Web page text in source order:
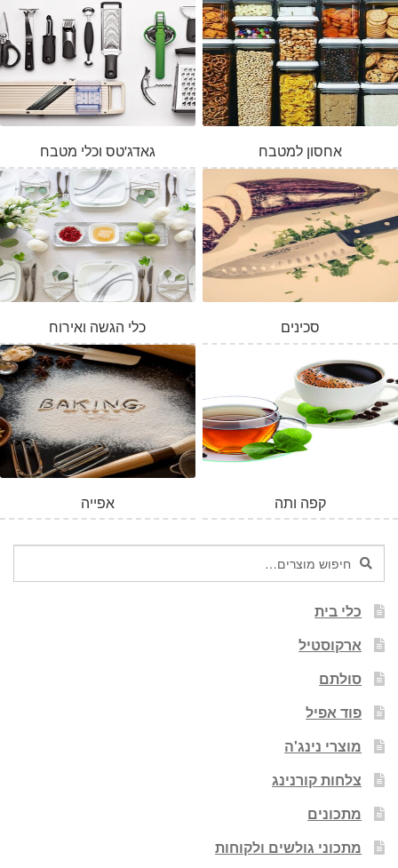
גאדג'טס וכלי מטבח אחסון למטבח
כלי הגשה ואירוח סכינים
אפייה קפה ותה
חיפוש
עבור:
חיפוש
כלי בית
ארקוסטיל
סולתם
פוד אפיל
מוצרי נינג'ה
צלחות קורנינג
מתכונים
מתכוני גולשים ולקוחות